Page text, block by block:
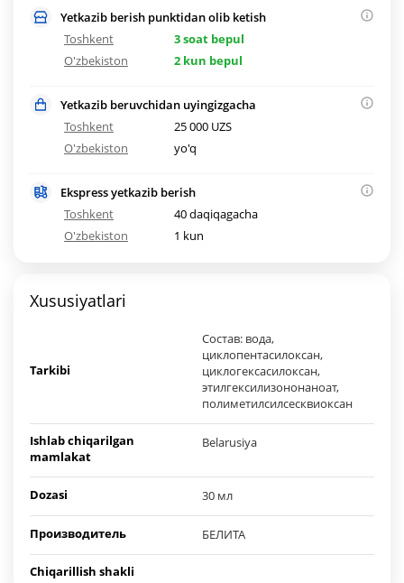
Yetkazib berish punktidan olib ketish
Toshkent
3 soat bepul
O'zbekiston
2 kun bepul
Yetkazib beruvchidan uyingizgacha
Toshkent
25 000 UZS
O'zbekiston
yo'q
Ekspress yetkazib berish
Toshkent
40 daqiqagacha
O'zbekiston
1 kun
Xususiyatlari
Tarkibi
Состав: вода,
циклопентасилоксан,
циклогексасилоксан,
этилгексилизононаноат,
полиметилсилсесквиоксан
Ishlab chiqarilgan
mamlakat
Belarusiya
Dozasi 30 мл
Производитель БЕЛИТА
Chiqarillish shakli